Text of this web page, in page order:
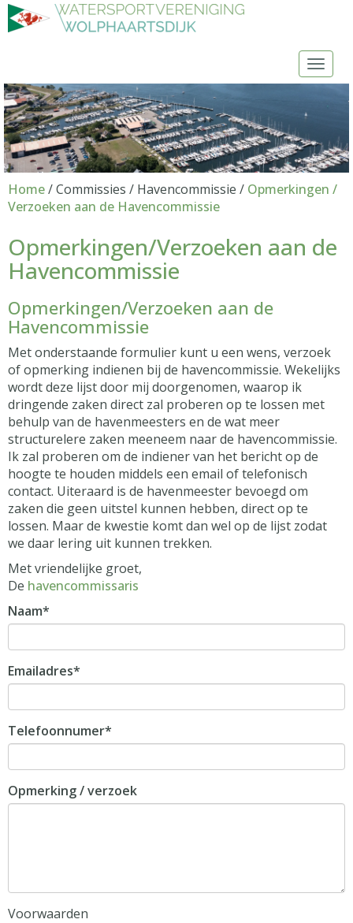
Home/ Commissies / Havencommissie / Opmerkingen /
Verzoeken aan de Havencommissie
Opmerkingen/Verzoeken aan de
Havencommissie
Opmerkingen/Verzoeken aan de
Havencommissie
Met onderstaande formulier kunt u een wens, verzoek
of opmerking indienen bij de havencommissie. Wekelijks
wordt deze lijst door mij doorgenomen, waarop ik
dringende zaken direct zal proberen op te lossen met
behulp van de havenmeesters en de wat meer
structurelere zaken meeneem naar de havencommissie.
Ik zal proberen om de indiener van het bericht op de
hoogte te houden middels een email of telefonisch
contact. Uiteraard is de havenmeester bevoegd om
zaken die geen uitstel kunnen hebben, direct op te
lossen. Maar de kwestie komt dan wel op de lijst zodat
we daar lering uit kunnen trekken.
Met vriendelijke groet,
De havencommissaris
Naam*
Emailadres*
Telefoonnumer*
Opmerking / verzoek
Voorwaarden